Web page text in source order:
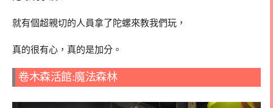
就有個超親切的人員拿了陀螺來教我們玩，
真的很有心，真的是加分。
卷木森活館:魔法森林